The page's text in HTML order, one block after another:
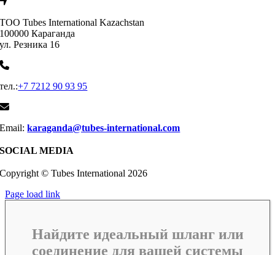
ТОО Tubes International Kazachstan
100000 Караганда
ул. Резника 16
тел.:+7 7212 90 93 95
Email:karaganda@tubes-international.com
SOCIAL MEDIA
Copyright © Tubes International 2026
Page load link
Найдите идеальный шланг или
соединение для вашей системы